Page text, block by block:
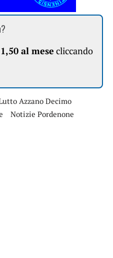
al mese cliccando
Azzano Decimo
Notizie Pordenone